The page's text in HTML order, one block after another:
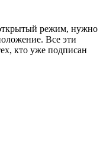
режим, нужно
Все эти
кто уже подписан